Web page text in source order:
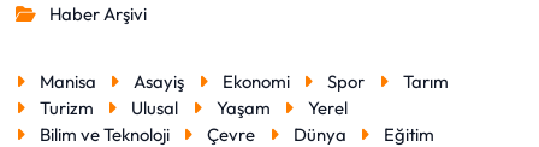
Haber Arşivi
Manisa Asayiş Ekonomi Spor
Tarım
Turizm
Ulusal Yaşam
Yerel
Bilim ve Teknoloji
Çevre Dünya
Eğitim